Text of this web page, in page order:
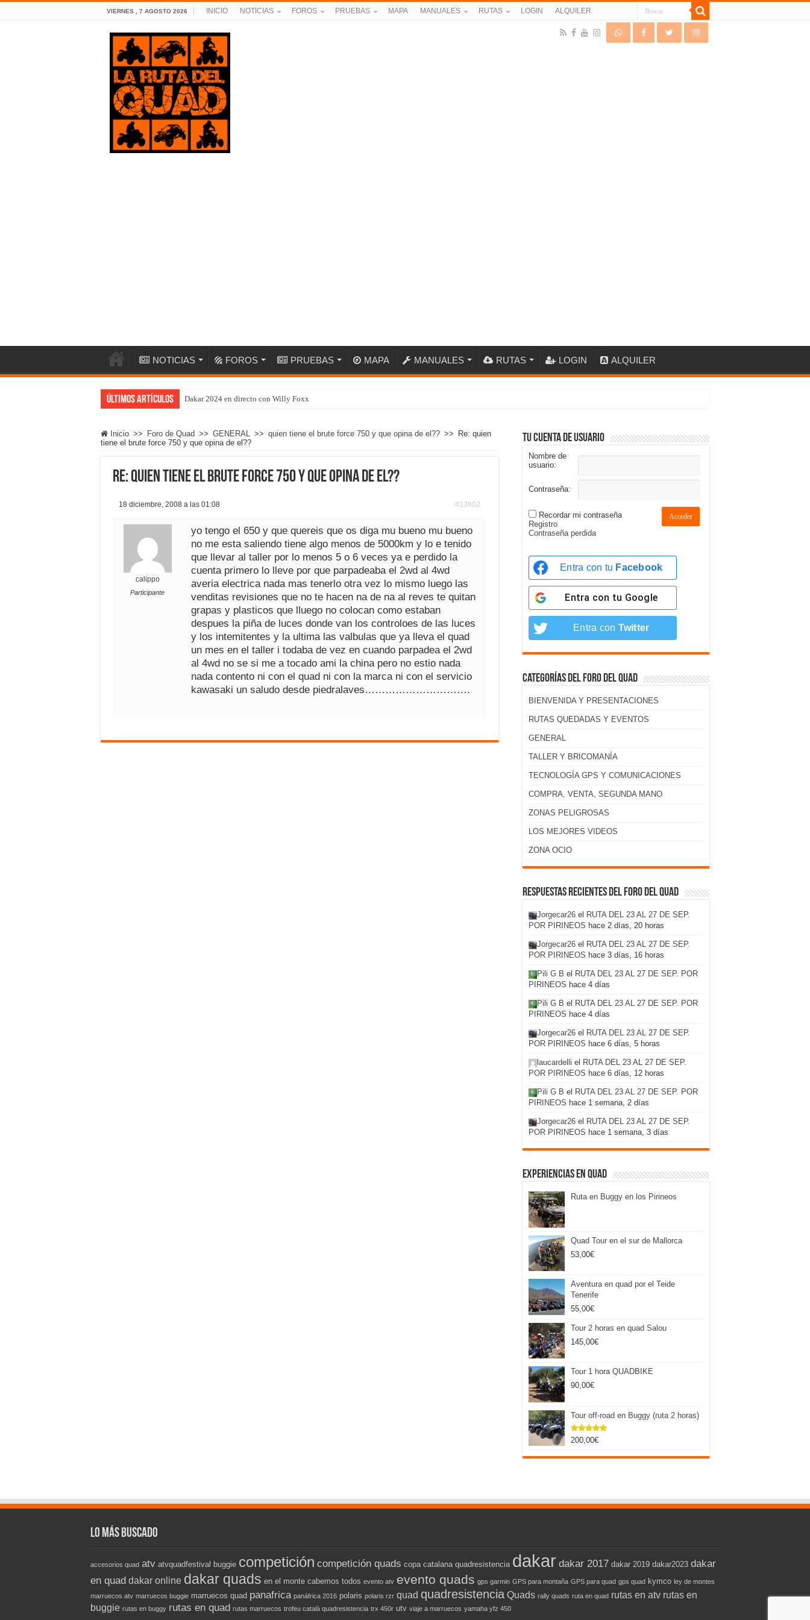
VIERNES , 7 AGOSTO 2026 INICIO NOTICIAS FOROS PRUEBAS MAPA MANUALES RUTAS LOGIN ALQUILER
NOTICIAS FOROS PRUEBAS MAPA MANUALES RUTAS LOGIN ALQUILER
Últimos artículos Dakar 2024 en directo con Willy Foxx
Inicio >> Foro de Quad >> GENERAL >> quien tiene el brute force 750 y que opina de el?? >>
Re: quien
tiene el brute force 750 y que opina de el??
Re: quien tiene el brute force 750 y que opina de el??
18 diciembre, 2008 a las 01:08 #13802
calippo
Participante
yo tengo el 650 y que quereis que os diga mu bueno mu bueno
no me esta saliendo tiene algo menos de 5000km y lo e tenido
que llevar al taller por lo menos 5 o 6 veces ya e perdido la
cuenta primero lo lleve por que parpadeaba el 2wd al 4wd
averia electrica nada mas tenerlo otra vez lo mismo luego las
venditas revisiones que no te hacen na de na al reves te quitan
grapas y plasticos que lluego no colocan como estaban
despues la piña de luces donde van los controloes de las luces
y los intemitentes y la ultima las valbulas que ya lleva el quad
un mes en el taller i todaba de vez en cuando parpadea el 2wd
al 4wd no se si me a tocado ami la china pero no estio nada
nada contento ni con el quad ni con la marca ni con el servicio
kawasaki un saludo desde piedralaves………………………….
Tu cuenta de usuario
Nombre de
usuario:
Contraseña:
Recordar mi contraseña Acceder
Registro
Contraseña perdida
Entra con tu Facebook
Entra con tu Google
Entra con Twitter
Categorías del foro del Quad
BIENVENIDA Y PRESENTACIONES
RUTAS QUEDADAS Y EVENTOS
GENERAL
TALLER Y BRICOMANÍA
TECNOLOGÍA GPS Y COMUNICACIONES
COMPRA, VENTA, SEGUNDA MANO
ZONAS PELIGROSAS
LOS MEJORES VIDEOS
ZONA OCIO
Respuestas recientes del foro del Quad
Jorgecar26 el RUTA DEL 23 AL 27 DE SEP.
POR PIRINEOS hace 2 días, 20 horas
Jorgecar26 el RUTA DEL 23 AL 27 DE SEP.
POR PIRINEOS hace 3 días, 16 horas
Pili G B el RUTA DEL 23 AL 27 DE SEP. POR
PIRINEOS hace 4 días
Pili G B el RUTA DEL 23 AL 27 DE SEP. POR
PIRINEOS hace 4 días
Jorgecar26 el RUTA DEL 23 AL 27 DE SEP.
POR PIRINEOS hace 6 días, 5 horas
laucardelli el RUTA DEL 23 AL 27 DE SEP.
POR PIRINEOS hace 6 días, 12 horas
Pili G B el RUTA DEL 23 AL 27 DE SEP. POR
PIRINEOS hace 1 semana, 2 días
Jorgecar26 el RUTA DEL 23 AL 27 DE SEP.
POR PIRINEOS hace 1 semana, 3 días
Experiencias en Quad
Ruta en Buggy en los Pirineos
Quad Tour en el sur de Mallorca
53,00€
Aventura en quad por el Teide
Tenerife
55,00€
Tour 2 horas en quad Salou
145,00€
Tour 1 hora QUADBIKE
90,00€
Tour off-road en Buggy (ruta 2 horas)
Valorado
de 5
200,00€
Lo más buscado
accesorios quad atv atvquadfestival buggie competición competición quads copa catalana quadresistencia dakar dakar 2017 dakar 2019 dakar2023 dakar
en quad dakar online dakar quads en el monte cabemos todos evento atv evento quads gps garmin GPS para montaña GPS para quad gps quad kymco ley de montes
marruecos atv marruecos buggie marruecos quad panafrica panáfrica 2016 polaris polaris rzr quad quadresistencia Quads rally quads ruta en quad rutas en atv rutas en
buggie rutas en buggy rutas en quad rutas marruecos trofeu català quadresistencia trx 450r utv viaje a marruecos yamaha yfz 450